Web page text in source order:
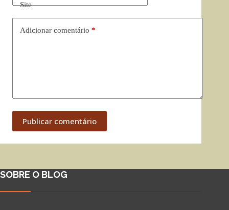
Site
Adicionar comentário *
Publicar comentário
SOBRE O BLOG